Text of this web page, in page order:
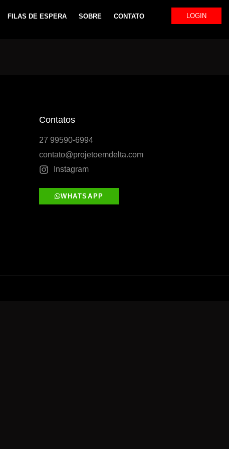
FILAS DE ESPERA SOBRE CONTATO LOGIN
Contatos
27 99590-6994
contato@projetoemdelta.com
Instagram
WHATSAPP